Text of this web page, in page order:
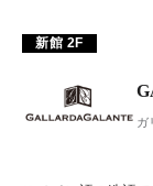
新館 2F
ガ